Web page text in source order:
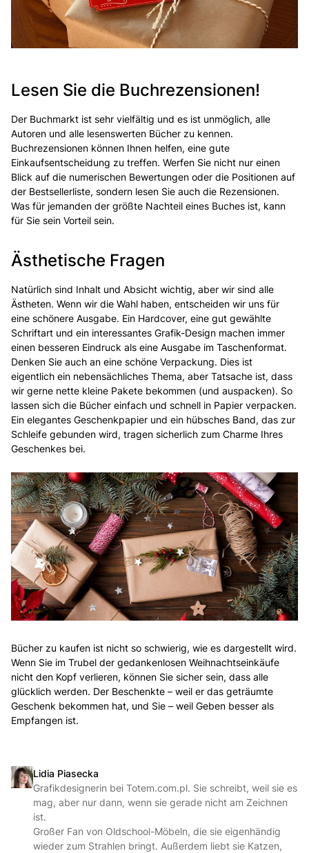
Lesen Sie die Buchrezensionen!
Der Buchmarkt ist sehr vielfältig und es ist unmöglich, alle
Autoren und alle lesenswerten Bücher zu kennen.
Buchrezensionen können Ihnen helfen, eine gute
Einkaufsentscheidung zu treffen. Werfen Sie nicht nur einen
Blick auf die numerischen Bewertungen oder die Positionen auf
der Bestsellerliste, sondern lesen Sie auch die Rezensionen.
Was für jemanden der größte Nachteil eines Buches ist, kann
für Sie sein Vorteil sein.
Ästhetische Fragen
Natürlich sind Inhalt und Absicht wichtig, aber wir sind alle
Ästheten. Wenn wir die Wahl haben, entscheiden wir uns für
eine schönere Ausgabe. Ein Hardcover, eine gut gewählte
Schriftart und ein interessantes Grafik-Design machen immer
einen besseren Eindruck als eine Ausgabe im Taschenformat.
Denken Sie auch an eine schöne Verpackung. Dies ist
eigentlich ein nebensächliches Thema, aber Tatsache ist, dass
wir gerne nette kleine Pakete bekommen (und auspacken). So
lassen sich die Bücher einfach und schnell in Papier verpacken.
Ein elegantes Geschenkpapier und ein hübsches Band, das zur
Schleife gebunden wird, tragen sicherlich zum Charme Ihres
Geschenkes bei.
Bücher zu kaufen ist nicht so schwierig, wie es dargestellt wird.
Wenn Sie im Trubel der gedankenlosen Weihnachtseinkäufe
nicht den Kopf verlieren, können Sie sicher sein, dass alle
glücklich werden. Der Beschenkte – weil er das geträumte
Geschenk bekommen hat, und Sie – weil Geben besser als
Empfangen ist.
Lidia Piasecka
Grafikdesignerin bei Totem.com.pl. Sie schreibt, weil sie es
mag, aber nur dann, wenn sie gerade nicht am Zeichnen
ist.
Großer Fan von Oldschool-Möbeln, die sie eigenhändig
wieder zum Strahlen bringt. Außerdem liebt sie Katzen,